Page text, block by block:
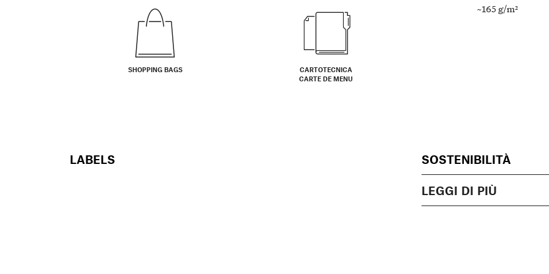
SHOPPING BAGS
CARTOTECNICA
CARTE DE MENU
~165 g/m²
LABELS SOSTENIBILITÀ
LEGGI DI PIÙ